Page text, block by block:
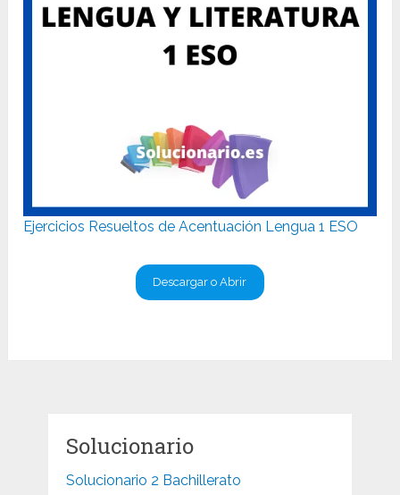
Ejercicios Resueltos de Acentuación Lengua 1 ESO
Descargar o Abrir
Solucionario
Solucionario 2 Bachillerato